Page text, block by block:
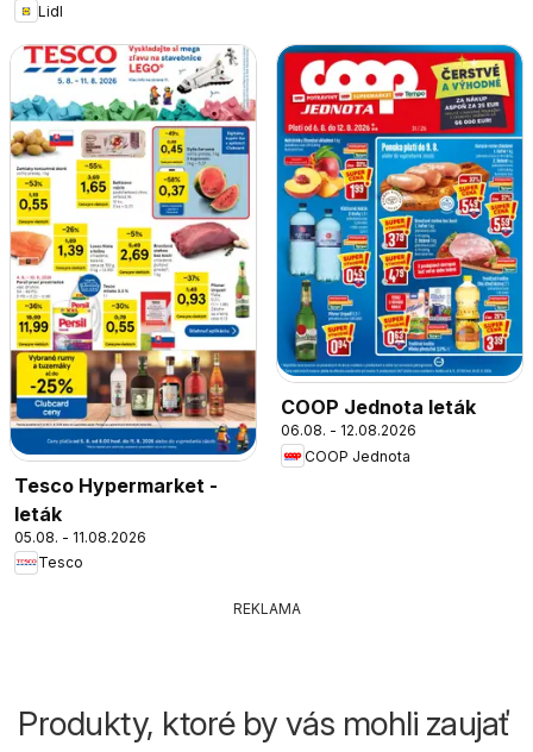
Lidl
Tesco Hypermarket -
leták
05.08. - 11.08.2026
Tesco
COOP Jednota leták
06.08. - 12.08.2026
COOP Jednota
REKLAMA
Produkty, ktoré by vás mohli zaujať